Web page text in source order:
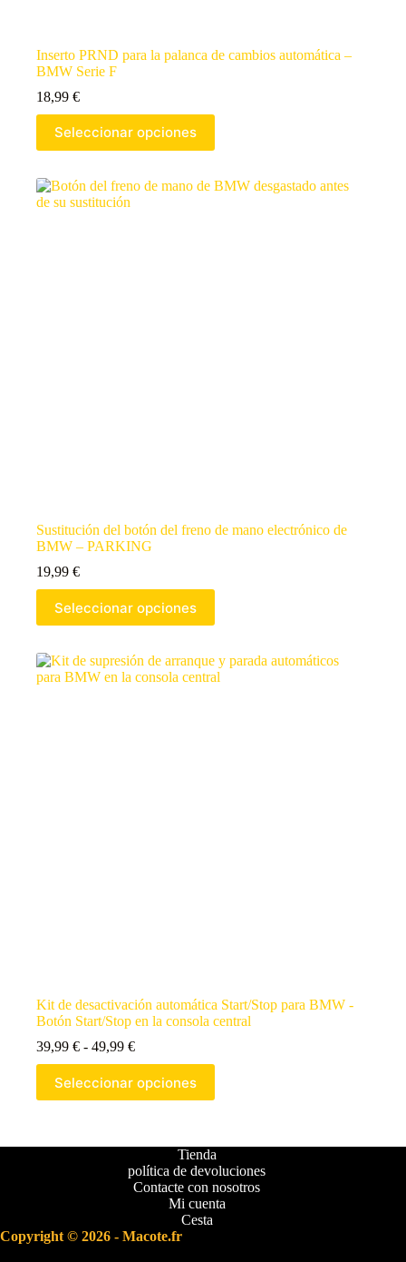
Inserto PRND para la palanca de cambios automática –
BMW Serie F
18,99 €
Seleccionar opciones
Sustitución del botón del freno de mano electrónico de
BMW – PARKING
19,99 €
Seleccionar opciones
Kit de desactivación automática Start/Stop para BMW -
Botón Start/Stop en la consola central
39,99 € - 49,99 €
Seleccionar opciones
Tienda
política de devoluciones
Contacte con nosotros
Mi cuenta
Cesta
Copyright © 2026 - Macote.fr